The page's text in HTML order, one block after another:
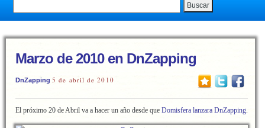
Buscar
Marzo de 2010 en DnZapping
DnZapping 5 de abril de 2010
El próximo 20 de Abril va a hacer un año desde que Domisfera lanzara DnZapping.